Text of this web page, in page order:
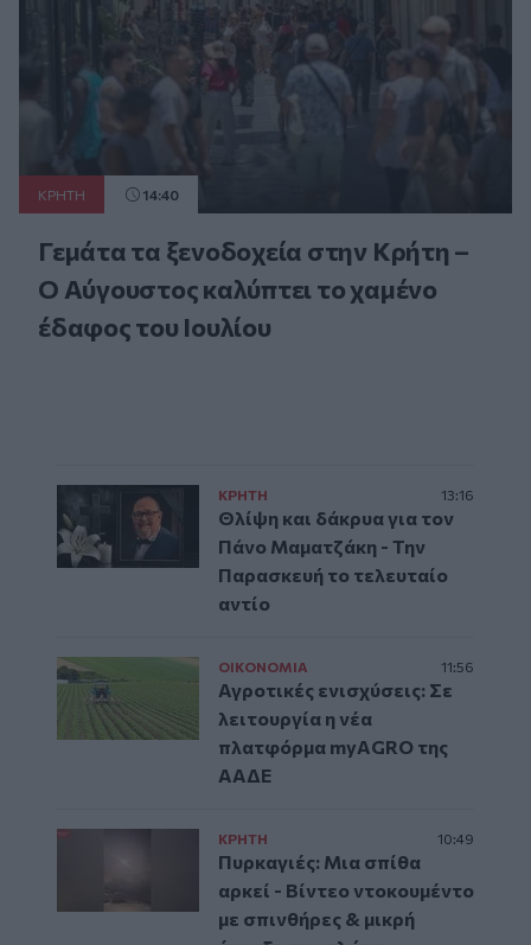
ΚΡΗΤΗ 14:40
Γεμάτα τα ξενοδοχεία στην Κρήτη –
Ο Αύγουστος καλύπτει το χαμένο
έδαφος του Ιουλίου
ΚΡΗΤΗ 13:16
Θλίψη και δάκρυα για τον
Πάνο Μαματζάκη - Την
Παρασκευή το τελευταίο
αντίο
ΟΙΚΟΝΟΜΙΑ 11:56
Αγροτικές ενισχύσεις: Σε
λειτουργία η νέα
πλατφόρμα myAGRO της
ΑΑΔΕ
ΚΡΗΤΗ 10:49
Πυρκαγιές: Μια σπίθα
αρκεί - Βίντεο ντοκουμέντο
με σπινθήρες & μικρή